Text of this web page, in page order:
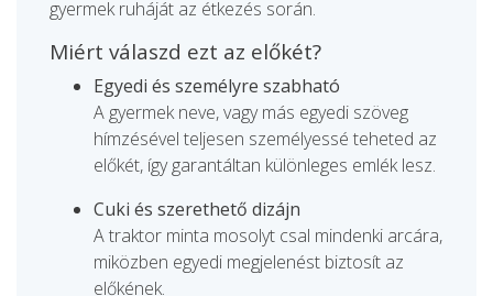
gyermek ruháját az étkezés során.
Miért válaszd ezt az előkét?
Egyedi és személyre szabható
A gyermek neve, vagy más egyedi szöveg
hímzésével teljesen személyessé teheted az
előkét, így garantáltan különleges emlék lesz.
Cuki és szerethető dizájn
A traktor minta mosolyt csal mindenki arcára,
miközben egyedi megjelenést biztosít az
előkének.